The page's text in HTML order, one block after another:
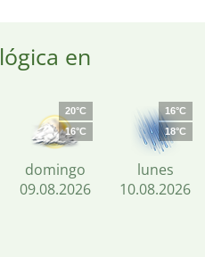
en
20°C
16°C
domingo
09.08.2026
16°C
18°C
lunes
10.08.2026